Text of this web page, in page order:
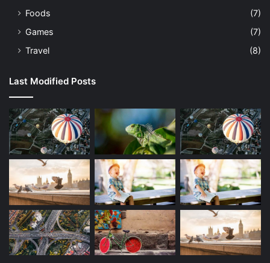
Foods
(7)
Games
(7)
Travel
(8)
Last Modified Posts